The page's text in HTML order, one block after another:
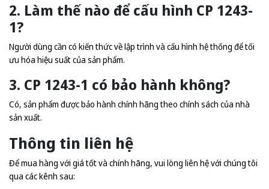
2. Làm thế nào để cấu hình CP 1243-
1?
Người dùng cần có kiến thức về lập trình và cấu hình hệ thống để tối
ưu hóa hiệu suất của sản phẩm.
3. CP 1243-1 có bảo hành không?
Có, sản phẩm được bảo hành chính hãng theo chính sách của nhà
sản xuất.
Thông tin liên hệ
Để mua hàng với giá tốt và chính hãng, vui lòng liên hệ với chúng tôi
qua các kênh sau: